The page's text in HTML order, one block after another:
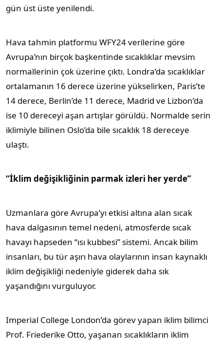
gün üst üste yenilendi.
Hava tahmin platformu WFY24 verilerine göre
Avrupa’nın birçok başkentinde sıcaklıklar mevsim
normallerinin çok üzerine çıktı. Londra’da sıcaklıklar
ortalamanın 16 derece üzerine yükselirken, Paris’te
14 derece, Berlin’de 11 derece, Madrid ve Lizbon’da
ise 10 dereceyi aşan artışlar görüldü. Normalde serin
iklimiyle bilinen Oslo’da bile sıcaklık 18 dereceye
ulaştı.
“İklim değişikliğinin parmak izleri her yerde”
Uzmanlara göre Avrupa’yı etkisi altına alan sıcak
hava dalgasının temel nedeni, atmosferde sıcak
havayı hapseden “ısı kubbesi” sistemi. Ancak bilim
insanları, bu tür aşırı hava olaylarının insan kaynaklı
iklim değişikliği nedeniyle giderek daha sık
yaşandığını vurguluyor.
Imperial College London’da görev yapan iklim bilimci
Prof. Friederike Otto, yaşanan sıcaklıkların iklim